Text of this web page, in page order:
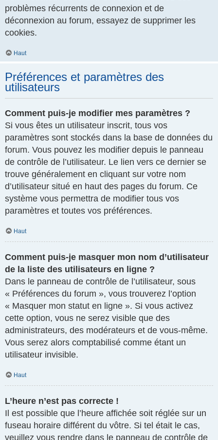
problèmes récurrents de connexion et de
déconnexion au forum, essayez de supprimer les
cookies.
Haut
Préférences et paramètres des
utilisateurs
Comment puis-je modifier mes paramètres ?
Si vous êtes un utilisateur inscrit, tous vos
paramètres sont stockés dans la base de données du
forum. Vous pouvez les modifier depuis le panneau
de contrôle de l’utilisateur. Le lien vers ce dernier se
trouve généralement en cliquant sur votre nom
d’utilisateur situé en haut des pages du forum. Ce
système vous permettra de modifier tous vos
paramètres et toutes vos préférences.
Haut
Comment puis-je masquer mon nom d’utilisateur
de la liste des utilisateurs en ligne ?
Dans le panneau de contrôle de l’utilisateur, sous
« Préférences du forum », vous trouverez l’option
« Masquer mon statut en ligne ». Si vous activez
cette option, vous ne serez visible que des
administrateurs, des modérateurs et de vous-même.
Vous serez alors comptabilisé comme étant un
utilisateur invisible.
Haut
L’heure n’est pas correcte !
Il est possible que l’heure affichée soit réglée sur un
fuseau horaire différent du vôtre. Si tel était le cas,
veuillez vous rendre dans le panneau de contrôle de